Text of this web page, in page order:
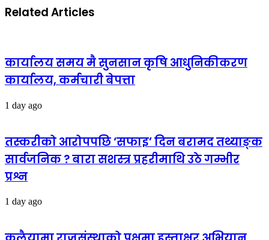
Related Articles
कार्यालय समय मै सुनसान कृषि आधुनिकीकरण
कार्यालय, कर्मचारी बेपत्ता
1 day ago
तस्करीको आरोपपछि ‘सफाइ’ दिन बरामद तथ्याङ्क
सार्वजनिक ? बारा सशस्त्र प्रहरीमाथि उठे गम्भीर
प्रश्न
1 day ago